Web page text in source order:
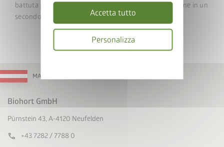
Accetta tutto
Personalizza
privacy
battuta porta.
è possibile procedere all'installazione in un
secondo momento.
MADE IN AUSTRIA
Biohort GmbH
Pürnstein 43, A-4120 Neufelden
call +43 7282 / 7788 0